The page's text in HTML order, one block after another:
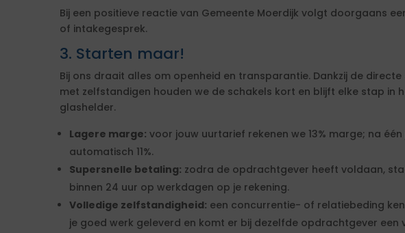
Bij een positieve reactie van Gemeente Moerdijk volgt doorgaans
of intakegesprek.
3. Starten maar!
Bij ons draait alles om openheid en transparantie. Dankzij de directe
met zelfstandigen houden we de schakels kort en blijft elke stap in
glashelder.
Lagere marge: voor jouw uurtarief rekenen we 13% marge; na
automatisch 11%.
Supersnelle betaling: zodra de opdrachtgever heeft voldaan,
binnen 24 uur op werkdagen op je rekening.
Volledige zelfstandigheid: een concurrentie- of relatiebeding
je goed werk geleverd en komt er bij dezelfde opdrachtgever een